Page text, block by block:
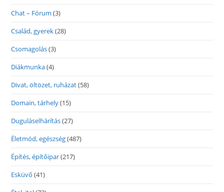
Chat – Fórum (3)
Család, gyerek(28)
Csomagolás(3)
Diákmunka(4)
Divat, öltözet, ruházat(58)
Domain, tárhely(15)
Duguláselhárítás(27)
Életmód, egészség(487)
Építés, építőipar(217)
Esküvő (41)